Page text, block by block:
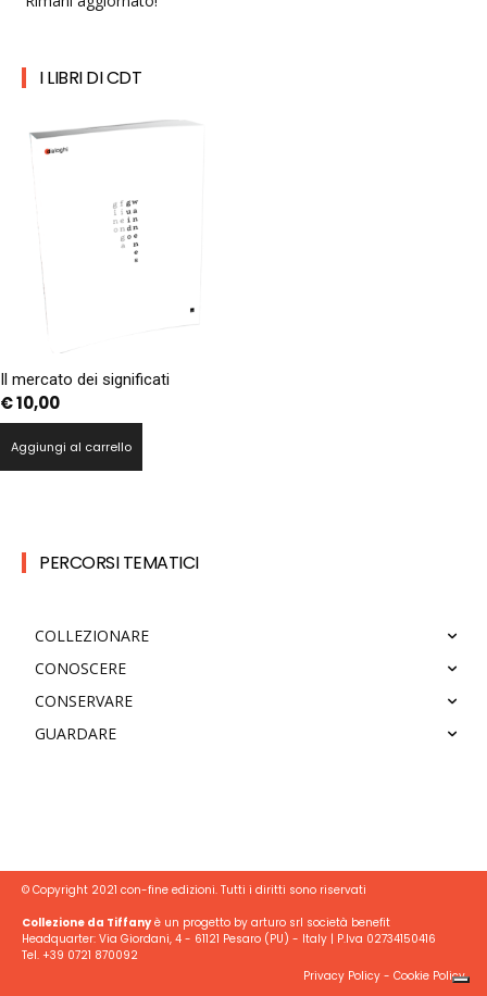
I LIBRI DI CDT
Il mercato dei significati
€10,00
Aggiungi al carrello
PERCORSI TEMATICI
COLLEZIONARE
CONOSCERE
CONSERVARE
GUARDARE
© Copyright 2021 con-fine edizioni. Tutti i diritti sono riservati
Collezione da Tiffanyè un progetto by arturo srl società benefit
Headquarter: Via Giordani, 4 - 61121 Pesaro (PU) - Italy | P.Iva 02734150416
Tel. +39 0721 870092
Privacy Policy - Cookie Policy